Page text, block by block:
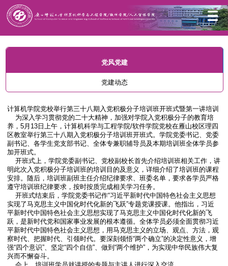
党风党建
党建动态
计算机学院党校举行第三十八期入党积极分子培训班开班式暨第一讲培训
为深入学习贯彻党的二十大精神，加强对学院入党积极分子的教育培
养，5月13日上午，计算机科学与工程学院/软件学院党校在雁山校区理四
区教室举行第三十八期入党积极分子培训班开班式。学院党委书记、党委
副书记、各学生党支部书记、全体专兼职辅导员及本期培训班全体学员参
加开班式。
开班式上，学院党委副书记、党校副校长首先介绍培训班相关工作，讲
明此次入党积极分子培训班的培训目的及意义，详细介绍了培训班的课程
安排。随后，培训班副班主任介绍纪律要求、班委名单，要求各学员严格
遵守培训班纪律要求，按时按质完成相关学习任务。
开班式结束后，学院党委书记作“习近平新时代中国特色社会主义思想
实现了马克思主义中国化时代化新的飞跃”专题党课授课。他指出，习近
平新时代中国特色社会主义思想实现了马克思主义中国化时代化新的飞
跃，是新时代党和国家事业发展的根本遵循。全体学员必须全面贯彻习近
平新时代中国特色社会主义思想，用马克思主义的立场、观点、方法，观
察时代、把握时代、引领时代。要深刻领悟“两个确立”的决定性意义，增
强“四个意识”、坚定“四个自信”、做到“两个维护”，为实现中华民族伟大复
兴而不懈奋斗。